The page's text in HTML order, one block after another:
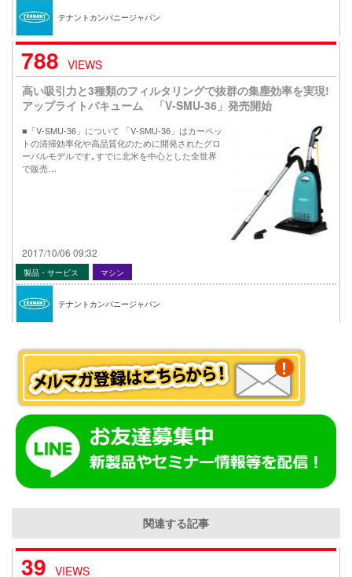
テナントカンパニージャパン
788 VIEWS
高い吸引力と3種類のフィルタリングで抜群の集塵効率を実現!
アップライトバキューム 「V-SMU-36」発売開始
■「V-SMU-36」について 「V-SMU-36」はカーペッ
トの清掃効率化や高品質化のために開発されたグロ
ーバルモデルです｡すでに北米を中心とした全世界
で販売…
2017/10/06 09:32
製品・サービス マシン
テナントカンパニージャパン
関連する記事
39 VIEWS